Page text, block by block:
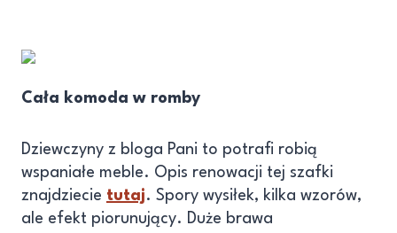
Cała komoda w romby
Dziewczyny z bloga Pani to potrafi robią
wspaniałe meble. Opis renowacji tej szafki
znajdziecie tutaj. Spory wysiłek, kilka wzorów,
ale efekt piorunujący. Duże brawa